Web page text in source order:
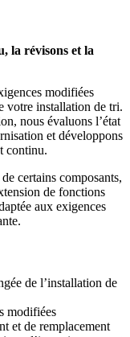
la révisons et la
modifiées
votre installation de tri.
nous évaluons l’état
et développons
continu.
certains composants,
de fonctions
aux exigences
de l’installation de
modifiées
et de remplacement